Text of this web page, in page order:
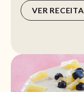
VER RECEITA